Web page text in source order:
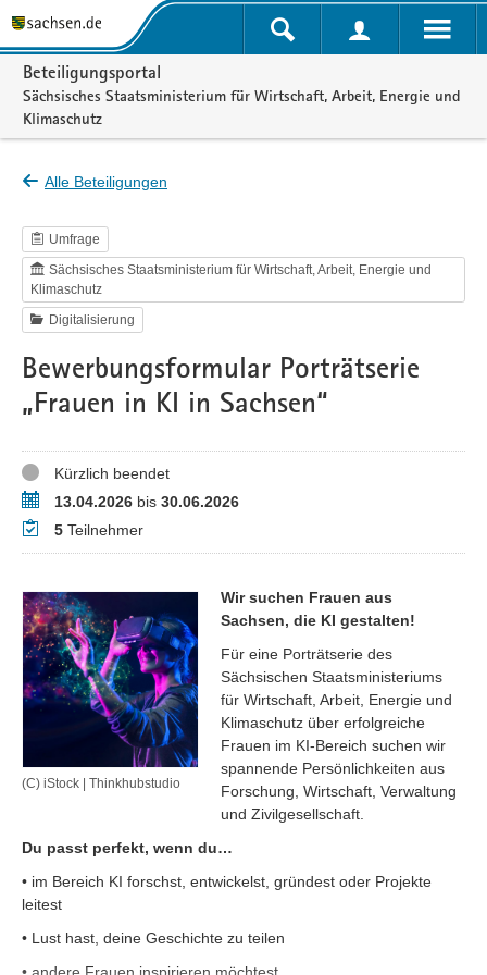
Portalnavigation
Beteiligungsportal
Sächsisches Staatsministerium für Wirtschaft, Arbeit, Energie und
Klimaschutz
Alle Beteiligungen
Umfrage
Sächsisches Staatsministerium für Wirtschaft, Arbeit, Energie und
Klimaschutz
Digitalisierung
Bewerbungsformular Porträtserie
„Frauen in KI in Sachsen“
StatusKürzlich beendet
Zeitraum13.04.2026 bis 30.06.2026
Teilnehmer
5 Teilnehmer
(C) iStock | Thinkhubstudio
Wir suchen Frauen aus
Sachsen, die KI gestalten!
Für eine Porträtserie des
Sächsischen Staatsministeriums
für Wirtschaft, Arbeit, Energie und
Klimaschutz über erfolgreiche
Frauen im KI‑Bereich suchen wir
spannende Persönlichkeiten aus
Forschung, Wirtschaft, Verwaltung
und Zivilgesellschaft.
Du passt perfekt, wenn du…
• im Bereich KI forschst, entwickelst, gründest oder Projekte
leitest
• Lust hast, deine Geschichte zu teilen